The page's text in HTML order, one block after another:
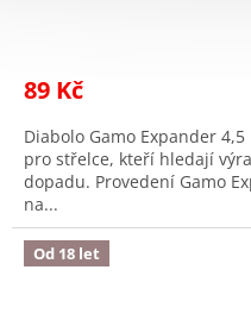
89 Kč
Diabolo Gamo Expander
pro střelce, kteří hledají
dopadu. Provedení Gamo
na...
Od 18 let